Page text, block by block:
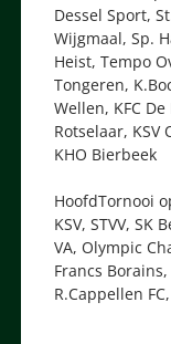
Dessel Sport,
Wijgmaal, Sp.
Heist, Tempo
Tongeren,
Wellen, KFC
Rotselaar, KSV
KHO Bierbeek
HoofdTornooi
KSV, STVV, SK
VA, Olympic
Francs
R.Cappellen